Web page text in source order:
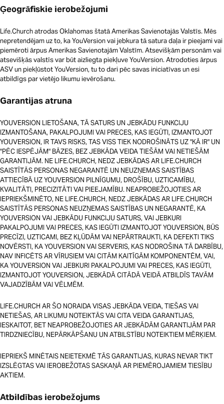
Ģeogrāfiskie ierobežojumi
Life.Church atrodas Oklahomas štatā Amerikas Savienotajās Valstīs. Mēs
nepretendējam uz to, ka YouVersion vai jebkura tā satura daļa ir pieejami vai
piemēroti ārpus Amerikas Savienotajām Valstīm. Atsevišķām personām vai
atsevišķās valstīs var būt aizliegta piekļuve YouVersion. Atrodoties ārpus
ASV un piekļūstot YouVersion, tu to dari pēc savas iniciatīvas un esi
atbildīgs par vietējo likumu ievērošanu.
Garantijas atruna
YOUVERSION LIETOŠANA, TĀ SATURS UN JEBKĀDU FUNKCIJU
IZMANTOŠANA, PAKALPOJUMI VAI PRECES, KAS IEGŪTI, IZMANTOJOT
YOUVERSION, IR TAVS RISKS, TAS VISS TIEK NODROŠINĀTS UZ "KĀ IR" UN
"PĒC IESPĒJĀM" BĀZES, BEZ JEBKĀDA VEIDA TIEŠĀM VAI NETIEŠĀM
GARANTIJĀM. NE LIFE.CHURCH, NEDZ JEBKĀDAS AR LIFE.CHURCH
SAISTĪTĀS PERSONAS NEGARANTĒ UN NEUZŅEMAS SAISTĪBAS
ATTIECĪBĀ UZ YOUVERSION PILNĪGUMU, DROŠĪBU, UZTICAMĪBU,
KVALITĀTI, PRECIZITĀTI VAI PIEEJAMĪBU. NEAPROBEŽOJOTIES AR
IEPRIEKŠMINĒTO, NE LIFE.CHURCH, NEDZ JEBKĀDAS AR LIFE.CHURCH
SAISTĪTĀS PERSONAS NEUZŅEMAS SAISTĪBAS UN NEGARANTĒ, KA
YOUVERSION VAI JEBKĀDU FUNKCIJU SATURS, VAI JEBKURI
PAKALPOJUMI VAI PRECES, KAS IEGŪTI IZMANTOJOT YOUVERSION, BŪS
PRECĪZI, UZTICAMI, BEZ KĻŪDĀM VAI NEPĀRTRAUKTI, KA DEFEKTI TIKS
NOVĒRSTI, KA YOUVERSION VAI SERVERIS, KAS NODROŠINA TĀ DARBĪBU,
NAV INFICĒTS AR VĪRUSIEM VAI CITĀM KAITĪGĀM KOMPONENTĒM, VAI,
KA YOUVERSION VAI JEBKURI PAKALPOJUMI VAI PRECES, KAS IEGŪTI,
IZMANTOJOT YOUVERSION, JEBKĀDĀ CITĀDĀ VEIDĀ ATBILDĪS TAVĀM
VAJADZĪBĀM VAI VĒLMĒM.
LIFE.CHURCH AR ŠO NORAIDA VISAS JEBKĀDA VEIDA, TIEŠAS VAI
NETIEŠAS, AR LIKUMU NOTEIKTĀS VAI CITA VEIDA GARANTIJAS,
IESKAITOT, BET NEAPROBEŽOJOTIES AR JEBKĀDĀM GARANTIJĀM PAR
TIRDZNIECĪBU, NEPĀRKĀPŠANU UN ATBILSTĪBU NOTEIKTIEM MĒRĶIEM.
IEPRIEKŠ MINĒTAIS NEIETEKMĒ TĀS GARANTIJAS, KURAS NEVAR TIKT
IZSLĒGTAS VAI IEROBEŽOTAS SASKAŅĀ AR PIEMĒROJAMIEM TIESĪBU
AKTIEM.
Atbildības ierobežojums